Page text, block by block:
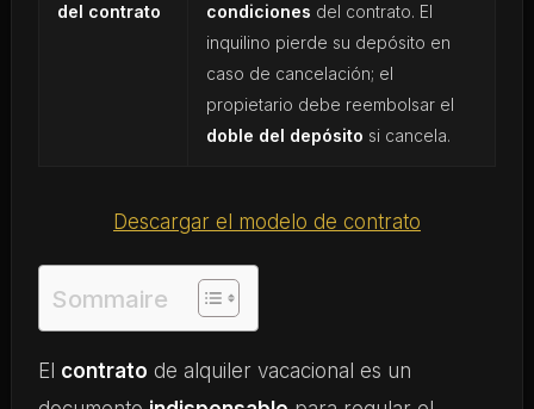
del contrato
condiciones del contrato. El
inquilino pierde su depósito en
caso de cancelación; el
propietario debe reembolsar el
doble del depósito si cancela.
Descargar el modelo de contrato
Sommaire
El contrato de alquiler vacacional es un